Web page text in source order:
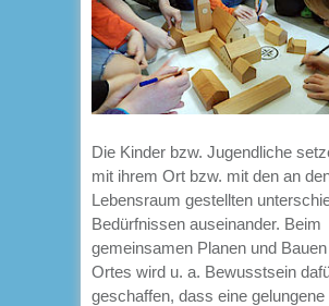
Die Kinder bzw. Jugendliche
mit ihrem Ort bzw. mit den an
Lebensraum gestellten
Bedürfnissen auseinander. Beim
gemeinsamen Planen und
Ortes wird u. a. Bewusstsein
geschaffen, dass eine gelungene